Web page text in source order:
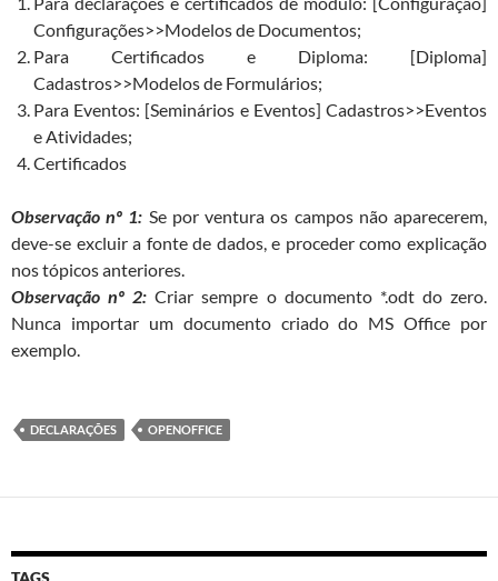
Configurações>>Modelos de Documentos;
Para Certificados e Diploma: [Diploma]
Cadastros>>Modelos de Formulários;
Para Eventos: [Seminários e Eventos] Cadastros>>Eventos
e Atividades;
Certificados
Observação nº 1: Se por ventura os campos não aparecerem,
deve-se excluir a fonte de dados, e proceder como explicação
nos tópicos anteriores.
Observação nº 2: Criar sempre o documento *.odt do zero.
Nunca importar um documento criado do MS Office por
exemplo.
DECLARAÇÕES OPENOFFICE